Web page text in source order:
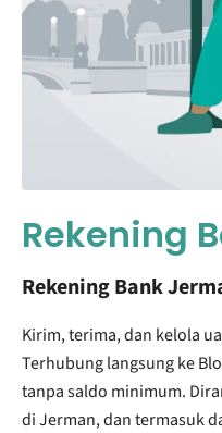
Rekening
Rekening Bank
Kirim, terima, dan kelola
Terhubung langsung ke
tanpa saldo minimum.
di Jerman, dan termasuk